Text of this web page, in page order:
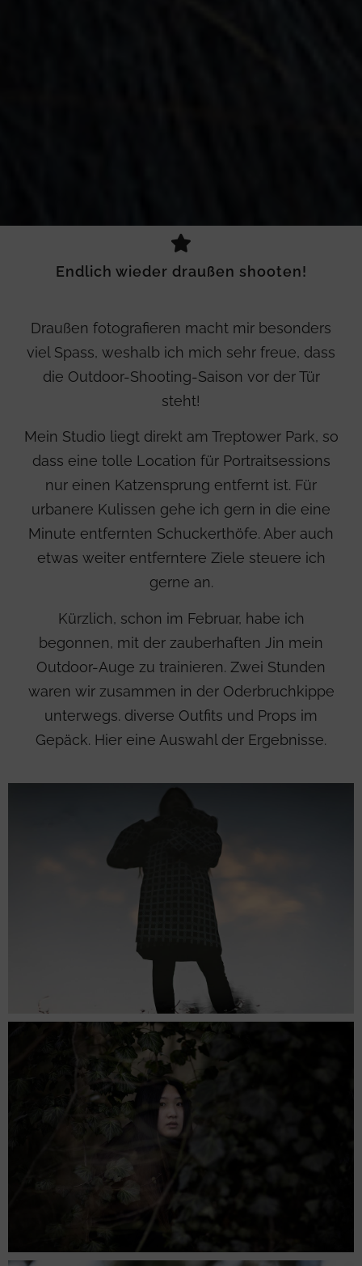
Endlich wieder draußen shooten!
Draußen fotografieren macht mir besonders
viel Spass, weshalb ich mich sehr freue, dass
die Outdoor-Shooting-Saison vor der Tür
steht!
Mein Studio liegt direkt am Treptower Park, so
dass eine tolle Location für Portraitsessions
nur einen Katzensprung entfernt ist. Für
urbanere Kulissen gehe ich gern in die eine
Minute entfernten Schuckerthöfe. Aber auch
etwas weiter entferntere Ziele steuere ich
gerne an.
Kürzlich, schon im Februar, habe ich
begonnen, mit der zauberhaften Jin mein
Outdoor-Auge zu trainieren. Zwei Stunden
waren wir zusammen in der Oderbruchkippe
unterwegs. diverse Outfits und Props im
Gepäck. Hier eine Auswahl der Ergebnisse.